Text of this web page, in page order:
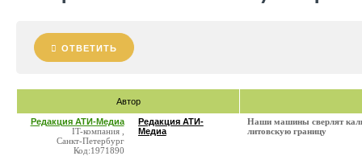
ОТВЕТИТЬ
Автор
Редакция АТИ-Медиа
IT-компания ,
Санкт-Петербург
Код:1971890
Редакция АТИ-
Медиа
Наши машины сверлят
литовскую границу